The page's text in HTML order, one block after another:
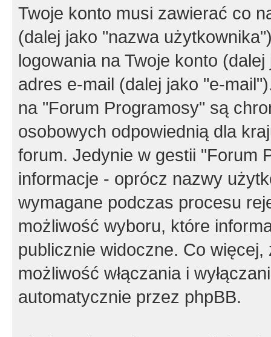
Twoje konto musi zawierać co
(dalej jako "nazwa
logowania na Twoje konto
adres e-mail (dalej jako "e-
na "Forum Programosy" są
osobowych odpowiednią dla
forum. Jedynie w gestii "Forum
informacje - oprócz nazwy
wymagane podczas procesu
możliwość wyboru, które
publicznie widoczne. Co
możliwość włączania i
automatycznie przez phpBB.